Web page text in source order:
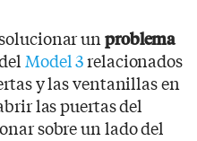
unproblema
Model 3relacionados
y las ventanillas en
las puertas del
sobre un lado del